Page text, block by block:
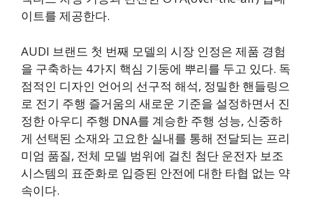
이트를 제공한다.
AUDI 브랜드 첫 번째 모델의 시장 인정은 제품 경험
을 구축하는 4가지 핵심 기둥에 뿌리를 두고 있다. 독
점적인 디자인 언어의 선구적 해석, 정밀한 핸들링으
로 전기 주행 즐거움의 새로운 기준을 설정하면서 진
정한 아우디 주행 DNA를 계승한 주행 성능, 신중하
게 선택된 소재와 고요한 실내를 통해 전달되는 프리
미엄 품질, 전체 모델 범위에 걸친 첨단 운전자 보조
시스템의 표준화로 입증된 안전에 대한 타협 없는 약
속이다.